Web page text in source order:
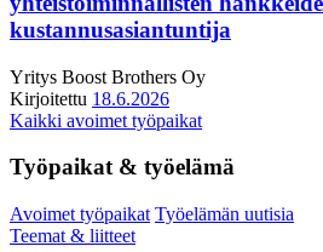
kustannusasiantuntija
Yritys Boost Brothers Oy
Kirjoitettu 18.6.2026
Kaikki avoimet työpaikat
Työpaikat & työelämä
Avoimet työpaikat Työelämän uutisia
Teemat & liitteet